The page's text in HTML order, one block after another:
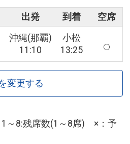
出発 到着 空席
沖縄(那覇)
11:10
小松
13:25
変更する
～8:残席数(1～8席) ×：予